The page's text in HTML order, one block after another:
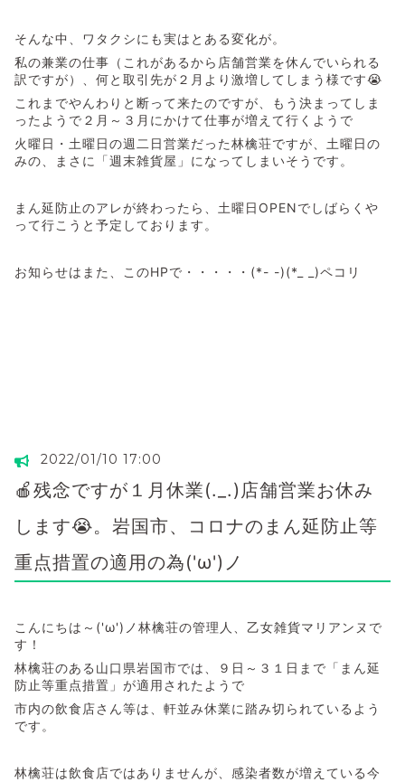
そんな中、ワタクシにも実はとある変化が。
私の兼業の仕事（これがあるから店舗営業を休んでいられる
訳ですが）、何と取引先が２月より激増してしまう様です😭
これまでやんわりと断って来たのですが、もう決まってしま
ったようで２月～３月にかけて仕事が増えて行くようで
火曜日・土曜日の週二日営業だった林檎荘ですが、土曜日の
みの、まさに「週末雑貨屋」になってしまいそうです。
まん延防止のアレが終わったら、土曜日OPENでしばらくや
って行こうと予定しております。
お知らせはまた、このHPで・・・・・(*- -)(*_ _)ペコリ
2022/01/10 17:00
🍎残念ですが１月休業(._.)店舗営業お休み
します😭。岩国市、コロナのまん延防止等
重点措置の適用の為('ω')ノ
こんにちは～('ω')ノ林檎荘の管理人、乙女雑貨マリアンヌで
す！
林檎荘のある山口県岩国市では、９日～３１日まで「まん延
防止等重点措置」が適用されたようで
市内の飲食店さん等は、軒並み休業に踏み切られているよう
です。
林檎荘は飲食店ではありませんが、感染者数が増えている今